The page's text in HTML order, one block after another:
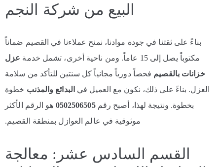
البيع من شركة النجم
بناءً على ثقتنا في جودة موادنا، نمنح عملاءنا في القصيم ضماناً
مكتوباً يصل إلى 15 عاماً. ومن ناحية أخرى، تشمل خدمة
عزل
خزانات بالقصيم فحصاً دورياً مجانياً كل سنتين للتأكد من سلامة
العزل. بناءً على ذلك، نكون مع العميل في البدائع والمذنب خطوة
بخطوة. ونتيجة لهذا، أصبح رقم0502506505 هو الرقم الأكثر
موثوقية في عالم العوازل بمنطقة القصيم.
القسم السادس عشر: معالجة